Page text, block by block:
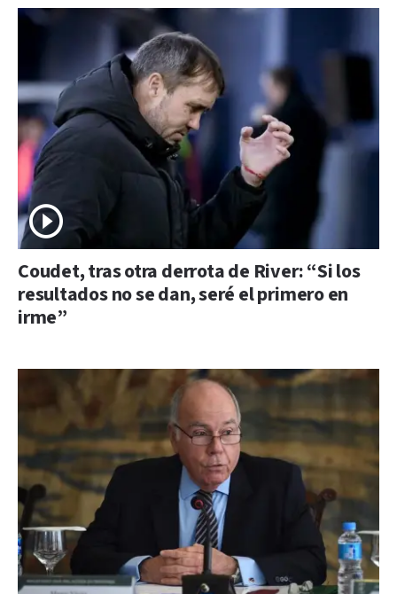
Coudet, tras otra derrota de River: “Si los
resultados no se dan, seré el primero en
irme”